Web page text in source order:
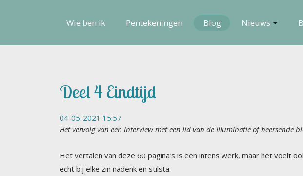
Wie ben ik Pentekeningen Blog Nieuws
Deel 4 Eindtijd
04-05-2021 15:57
Het vervolg van een interview met een lid van de Illuminatie of heersende
Het vertalen van deze 60 pagina’s is een intens werk, maar het voelt
echt bij elke zin nadenk en stilsta.